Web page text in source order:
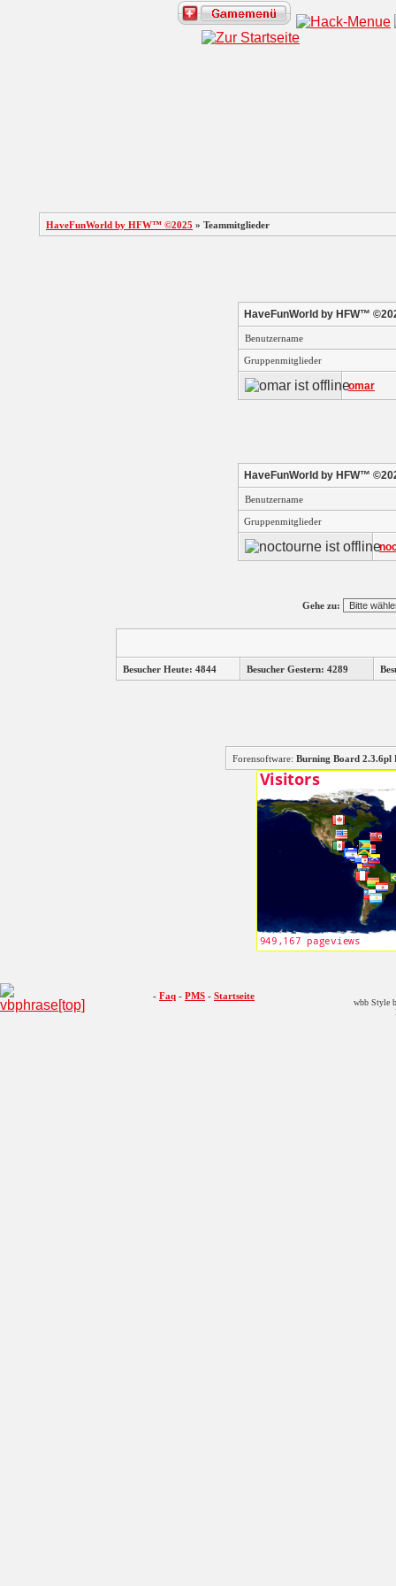
HaveFunWorld by HFW™ ©2025 » Teammitglieder
HaveFunWorld by HFW™
Benutzername
Gruppenmitglieder
omar
HaveFunWorld by HFW™
Benutzername
Gruppenmitglieder
Gehe zu:
Besucher Heute: 4844 Besucher Gestern: 4289
Forensoftware: Burning Board
- Faq - PMS - Startseite
wbb Style